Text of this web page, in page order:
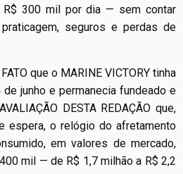
300 mil por dia — sem contar
seguros e perdas de
que o MARINE VICTORY tinha
junho e permanecia fundeado e
DESTA REDAÇÃO que,
espera, o relógio do afretamento
em valores de mercado,
mil — de R$ 1,7 milhão a R$ 2,2